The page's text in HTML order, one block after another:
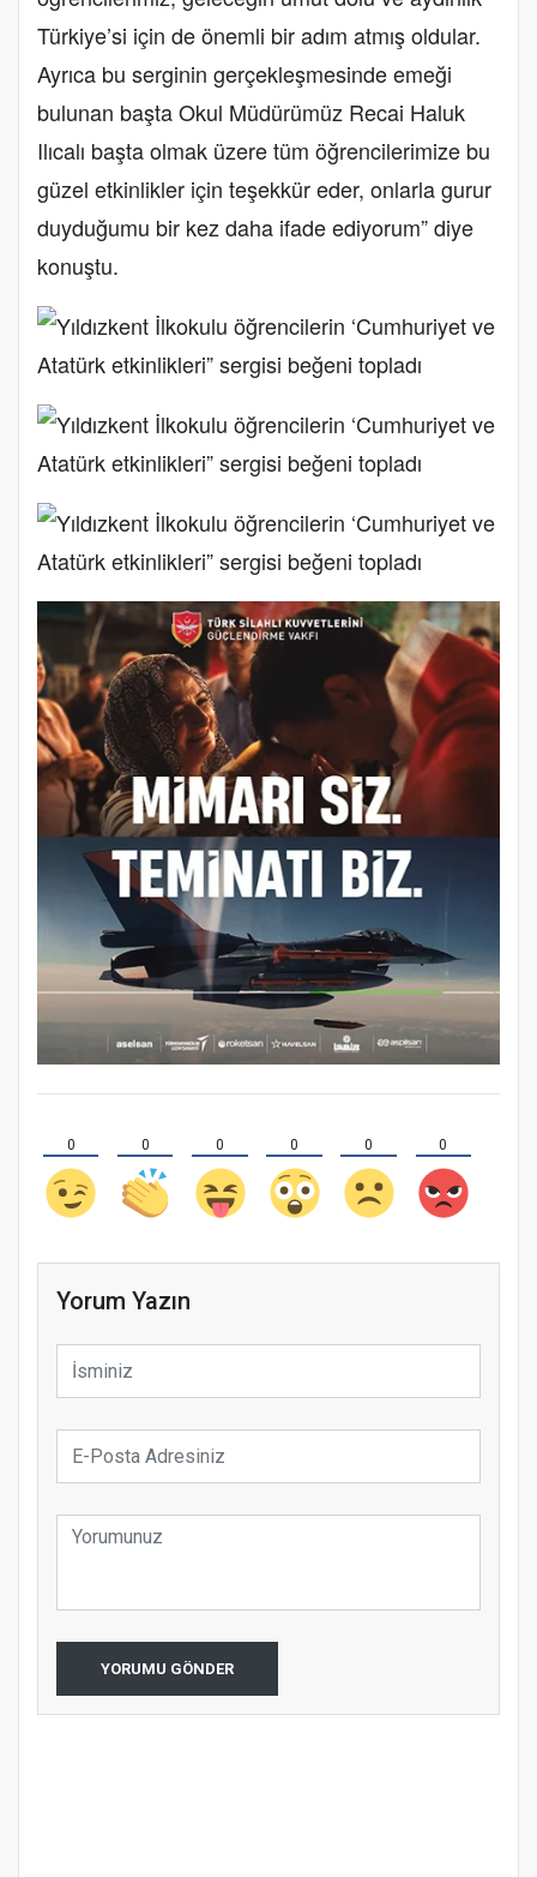
Türkiye’si için de önemli bir adım atmış oldular.
Ayrıca bu serginin gerçekleşmesinde emeği
bulunan başta Okul Müdürümüz Recai Haluk
Ilıcalı başta olmak üzere tüm öğrencilerimize bu
güzel etkinlikler için teşekkür eder, onlarla gurur
duyduğumu bir kez daha ifade ediyorum” diye
konuştu.
0 0 0 0 0 0
Yorum Yazın
YORUMU GÖNDER